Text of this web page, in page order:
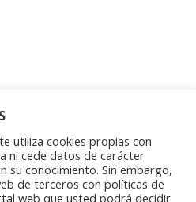
de privacidad|Política de
utiliza cookies propias con
ni cede datos de carácter
su conocimiento. Sin embargo,
de terceros con políticas de
web que usted podrá decidir